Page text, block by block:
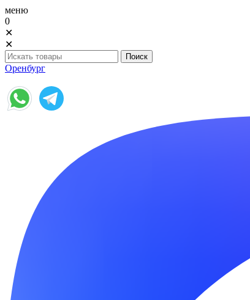
меню
0
✕
✕
Оренбург